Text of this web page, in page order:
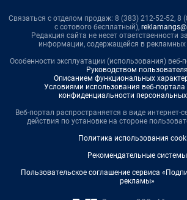
Связаться с отделом продаж: 8 (383) 212-52-52, 8
с сотового бесплатный),
Редакция сайта не несет ответственности
информации, содержащейся в рекламных
Особенности эксплуатации (использования) веб-
Руководством пользователя
Описанием функциональных
Условиями использования веб-портала
конфиденциальности
Веб-портал распространяется в виде интернет-
действия по установке на стороне
Политика использования
Рекомендательные системы
Пользовательское соглашение сервиса
рекламы»